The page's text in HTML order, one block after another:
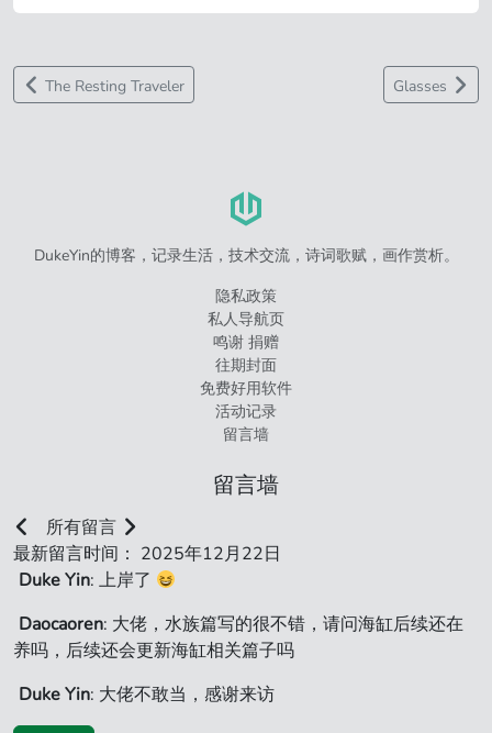
The Resting Traveler Glasses
DukeYin的博客，记录生活，技术交流，诗词歌赋，画作赏析。
隐私政策
私人导航页
鸣谢 捐赠
往期封面
免费好用软件
活动记录
留言墙
留言墙
所有留言
最新留言时间： 2025年12月22日
Duke Yin: 上岸了
Daocaoren: 大佬，水族篇写的很不错，请问海缸后续还在
养吗，后续还会更新海缸相关篇子吗
Duke Yin: 大佬不敢当，感谢来访